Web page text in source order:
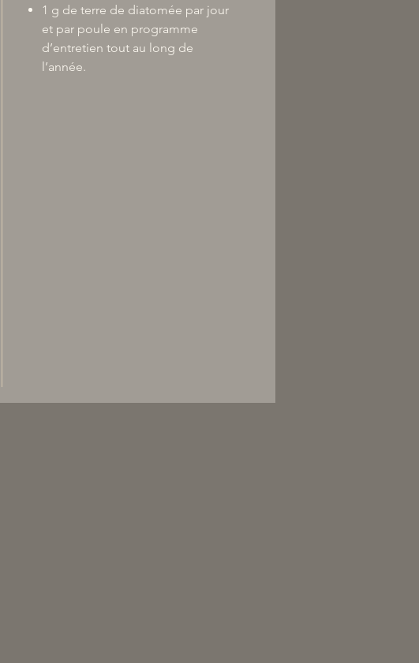
1 g de terre de diatomée par jour
et par poule en programme
d’entretien tout au long de
l’année.